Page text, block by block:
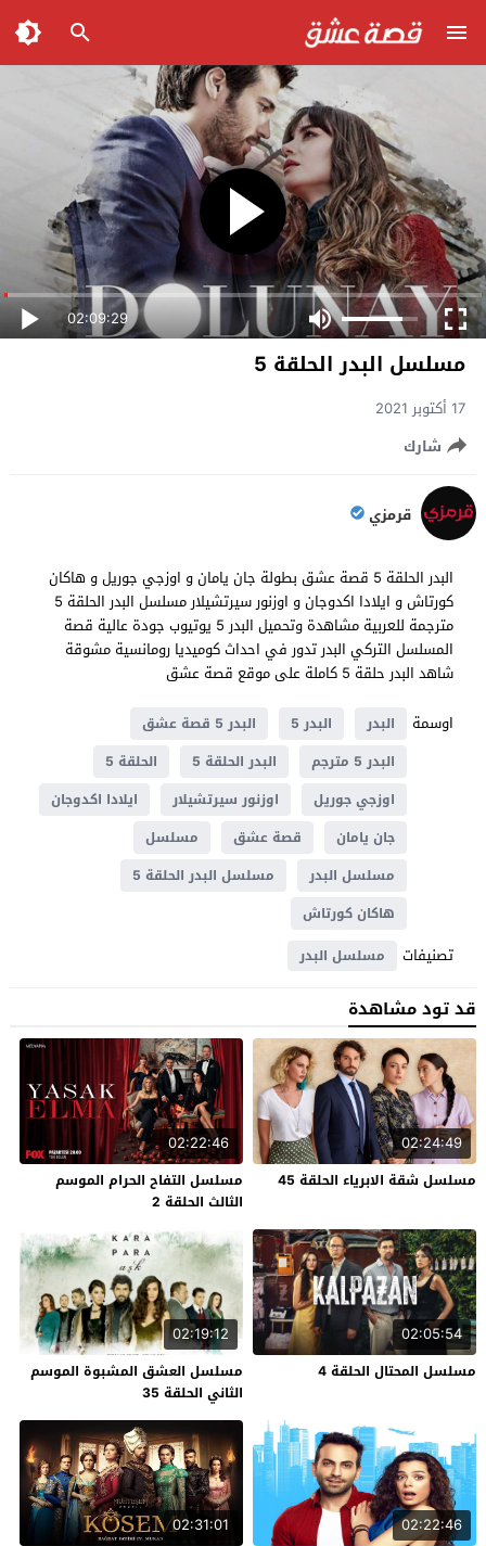
02:09:29
مسلسل البدر الحلقة 5
17 أكتوبر 2021
شارك
قرمزي
البدر الحلقة 5 قصة عشق بطولة جان يامان و اوزجي جوريل و هاكان
كورتاش و ايلادا اكدوجان و اوزنور سيرتشيلار مسلسل البدر الحلقة 5
مترجمة للعربية مشاهدة وتحميل البدر 5 يوتيوب جودة عالية قصة
المسلسل التركي البدر تدور في احداث كوميديا ​​رومانسية مشوقة
شاهد البدر حلقة 5 كاملة على موقع قصة عشق
اوسمة
البدر البدر 5
البدر 5 قصة عشق
البدر 5 مترجم
البدر الحلقة 5
الحلقة 5
اوزجي جوريل
اوزنور سيرتشيلار
ايلادا اكدوجان
جان يامان
قصة عشق
مسلسل
مسلسل البدر
مسلسل البدر الحلقة 5
هاكان كورتاش
تصنيفات مسلسل البدر
قد تود مشاهدة
02:24:49
مسلسل شقة الابرياء الحلقة 45
02:22:46
مسلسل التفاح الحرام الموسم
الثالث الحلقة 2
02:05:54
مسلسل المحتال الحلقة 4
02:19:12
مسلسل العشق المشبوة الموسم
الثاني الحلقة 35
02:22:46
02:31:01